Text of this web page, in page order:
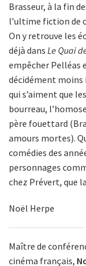
Brasseur, à la fin
l’ultime fiction de
On y retrouve les
déjà dans Le Quai
empêcher Pelléas
décidément moins
qui s’aiment que
bourreau,
père fouettard
amours mortes).
comédies des
personnages
chez Prévert, que
Noël Herpe
Maître de
cinéma français,